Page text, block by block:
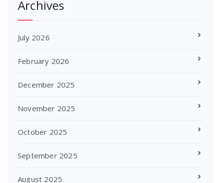
Archives
July 2026
February 2026
December 2025
November 2025
October 2025
September 2025
August 2025